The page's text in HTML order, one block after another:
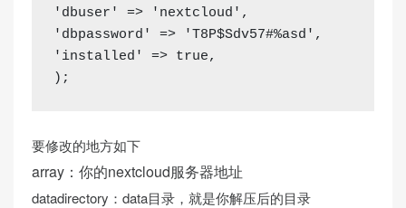
'dbuser'
=> 'nextcloud' ,
'dbpassword'
=> 'T8P$Sdv57#%asd' ,
'installed'
=> true,
) ;
要修改的地方如下
array：你的nextcloud服务器地址
datadirectory：data目录，就是你解压后的目录